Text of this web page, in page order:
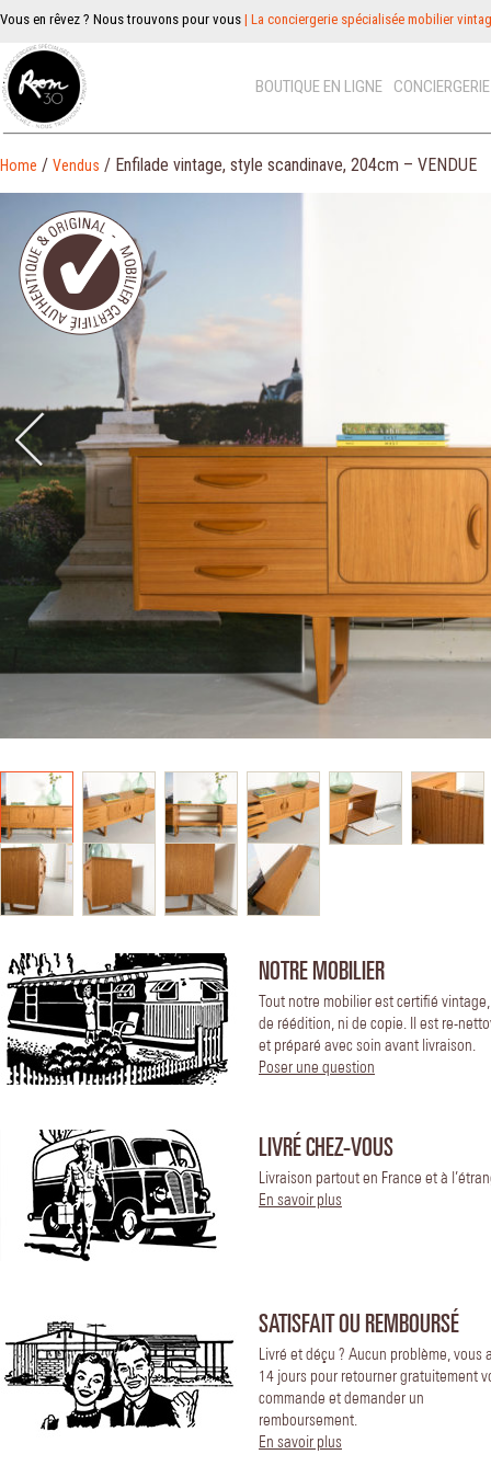
Vous en rêvez ? Nous trouvons pour vous | La conciergerie spécialisée mobilier
BOUTIQUE EN LIGNE
Home / Vendus / Enfilade vintage, style scandinave, 204cm – VENDUE
NOTRE MOBILIER
Tout notre mobilier est certifié
de réédition, ni de copie. Il est re-
et préparé avec soin avant livraison.
Poser une question
LIVRÉ CHEZ-VOUS
Livraison partout en France et à
En savoir plus
SATISFAIT OU REMBOURSÉ
Livré et déçu ? Aucun problème, vous
14 jours pour retourner gratuitement
commande et demander un
remboursement.
En savoir plus